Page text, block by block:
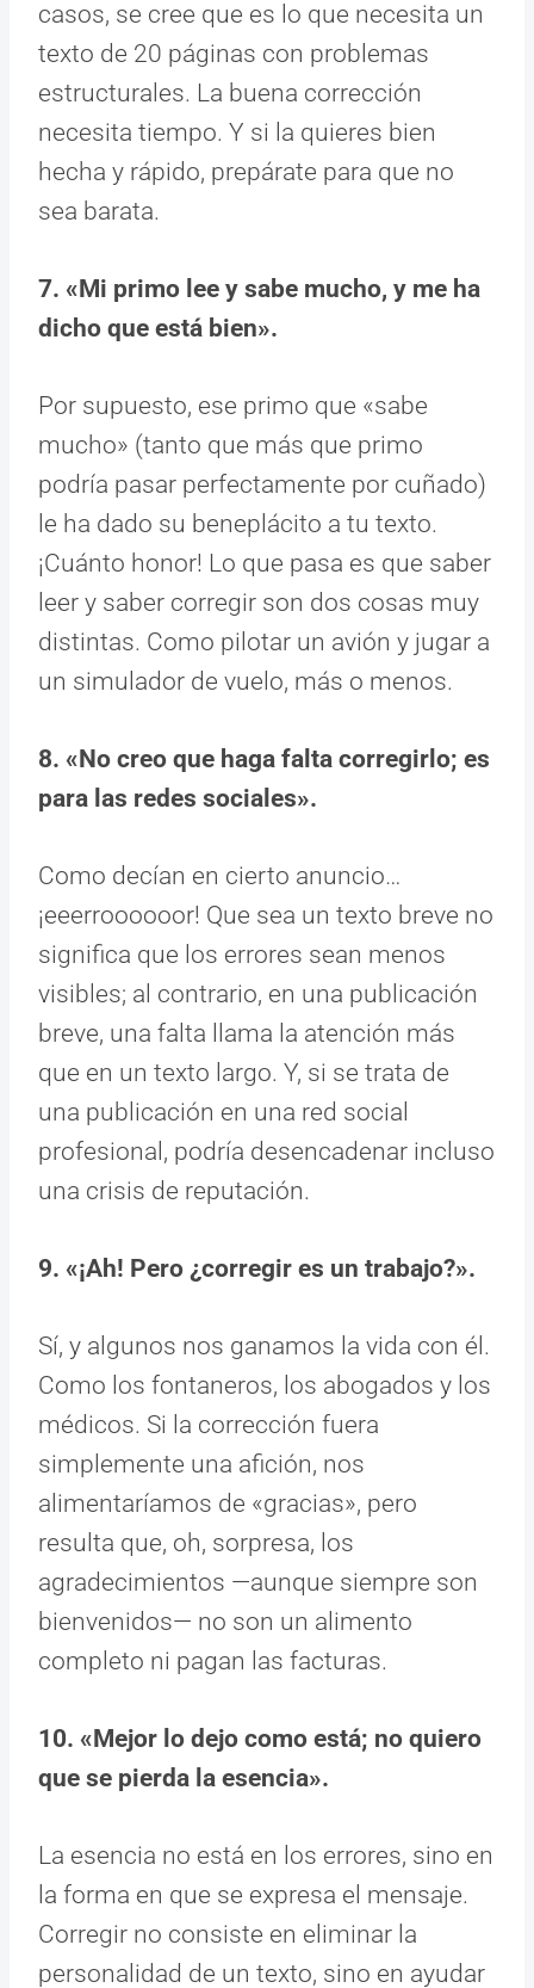
casos, se cree que es lo que necesita un
texto de 20 páginas con problemas
estructurales. La buena corrección
necesita tiempo. Y si la quieres bien
hecha y rápido, prepárate para que no
sea barata.
7. «Mi primo lee y sabe mucho, y me ha
dicho que está bien».
Por supuesto, ese primo que «sabe
mucho» (tanto que más que primo
podría pasar perfectamente por cuñado)
le ha dado su beneplácito a tu texto.
¡Cuánto honor! Lo que pasa es que saber
leer y saber corregir son dos cosas muy
distintas. Como pilotar un avión y jugar a
un simulador de vuelo, más o menos.
8. «No creo que haga falta corregirlo; es
para las redes sociales».
Como decían en cierto anuncio…
¡eeerroooooor! Que sea un texto breve no
significa que los errores sean menos
visibles; al contrario, en una publicación
breve, una falta llama la atención más
que en un texto largo. Y, si se trata de
una publicación en una red social
profesional, podría desencadenar incluso
una crisis de reputación.
9. «¡Ah! Pero ¿corregir es un trabajo?».
Sí, y algunos nos ganamos la vida con él.
Como los fontaneros, los abogados y los
médicos. Si la corrección fuera
simplemente una afición, nos
alimentaríamos de «gracias», pero
resulta que, oh, sorpresa, los
agradecimientos —aunque siempre son
bienvenidos— no son un alimento
completo ni pagan las facturas.
10. «Mejor lo dejo como está; no quiero
que se pierda la esencia».
La esencia no está en los errores, sino en
la forma en que se expresa el mensaje.
Corregir no consiste en eliminar la
personalidad de un texto, sino en ayudar